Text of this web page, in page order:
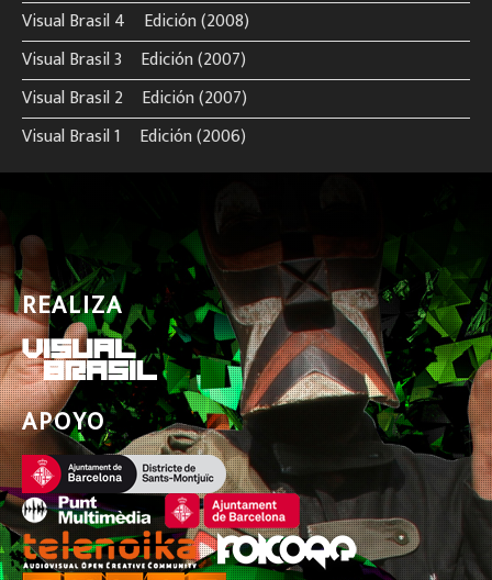
Visual Brasil 4º Edición (2008)
Visual Brasil 3º Edición (2007)
Visual Brasil 2º Edición (2007)
Visual Brasil 1º Edición (2006)
REALIZA
APOYO